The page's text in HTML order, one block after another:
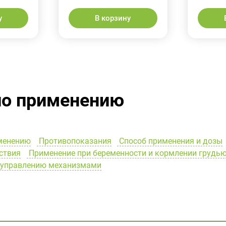
В корзину
применению
Противопоказания
Способ применения и дозы
Применение при беременности и кормлении
механизмами